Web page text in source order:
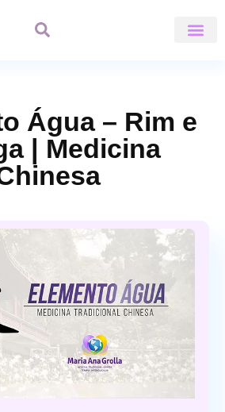
Água – Rim e
| Medicina